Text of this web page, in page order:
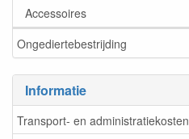
Accessoires
Ongediertebestrijding
Informatie
Transport- en administratiekosten